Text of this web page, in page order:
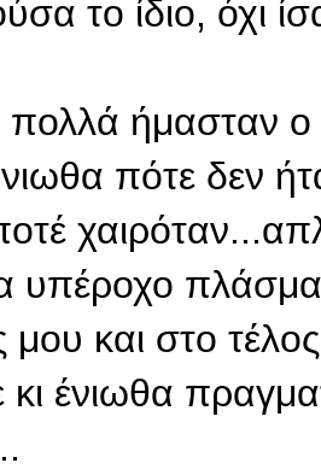
το ίδιο, όχι
πολλά ήμασταν
πότε δεν
υπέροχο
μου και στο
κι ένιωθα